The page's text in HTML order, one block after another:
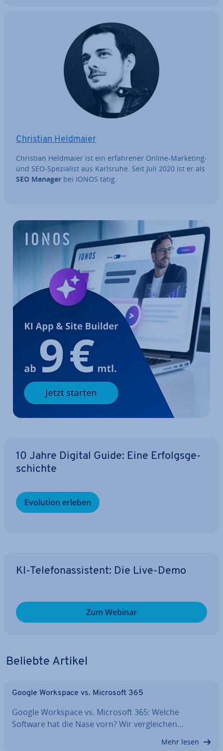
Christian Heldmaier
Christian Heldmaier ist ein er­fah­re­ner Online-Marketing-
und SEO-Spe­zia­list aus Karlsruhe. Seit Juli 2020 ist er als
SEO Manager bei IONOS tätig.
Zum Hauptmenü
10 Jahre Digital Guide: Eine Er­folgs­ge­
schich­te
Evolution erleben
KI-Te­le­fon­as­sis­tent: Die Live-Demo
Zum Webinar
Beliebte Artikel
Google Workspace vs. Microsoft 365
Google Workspace vs. Microsoft 365: Welche
Software hat die Nase vorn? Wir ver­glei­chen…
Mehr lesen